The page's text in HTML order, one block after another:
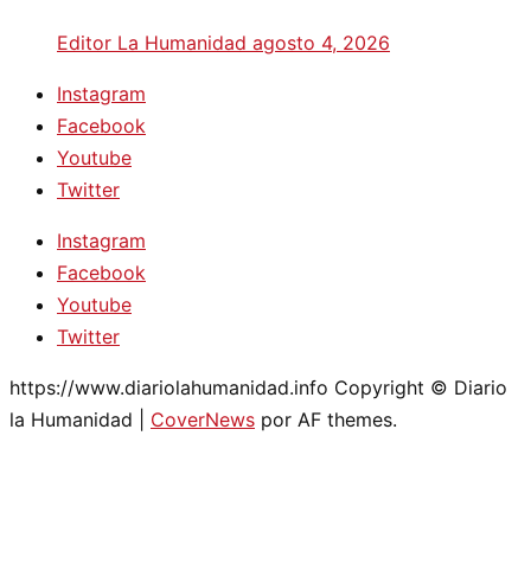
Editor La Humanidad agosto 4, 2026
Instagram
Facebook
Youtube
Twitter
Instagram
Facebook
Youtube
Twitter
https://www.diariolahumanidad.info Copyright © Diario
la Humanidad
CoverNews por AF themes.